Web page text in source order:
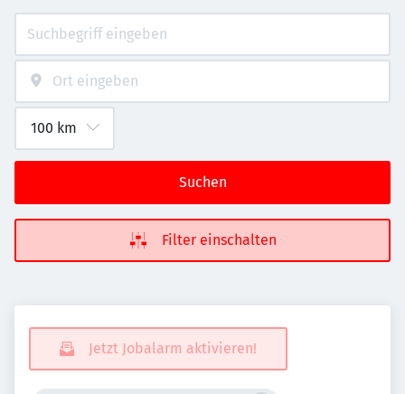
Suchen
Filter einschalten
Jetzt Jobalarm aktivieren!